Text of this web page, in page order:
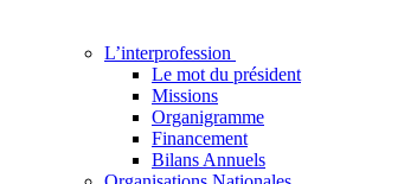
L’interprofession
Le mot du président
Missions
Organigramme
Financement
Bilans Annuels